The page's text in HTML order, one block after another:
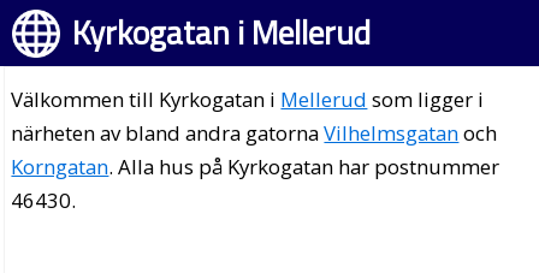
Kyrkogatan i Mellerud
Välkommen till Kyrkogatan i Mellerud som ligger i
närheten av bland andra gatornaVilhelmsgatanoch
Korngatan. Alla hus på Kyrkogatan har postnummer
46430.